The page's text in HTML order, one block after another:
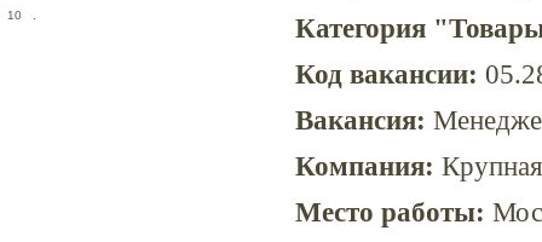
10
Категория
Код вакансии:
Вакансия:
Компания:
Место работы: